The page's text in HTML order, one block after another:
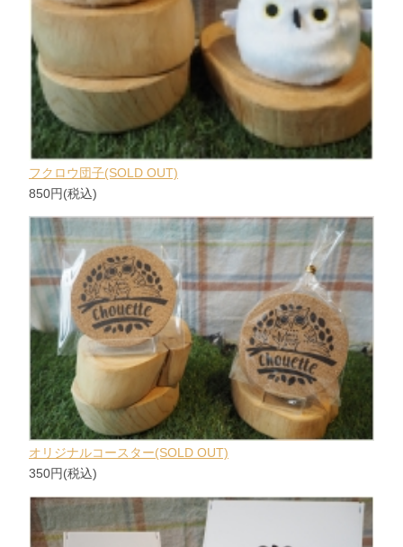
フクロウ団子(SOLD OUT)
850円(税込)
オリジナルコースター(SOLD OUT)
350円(税込)